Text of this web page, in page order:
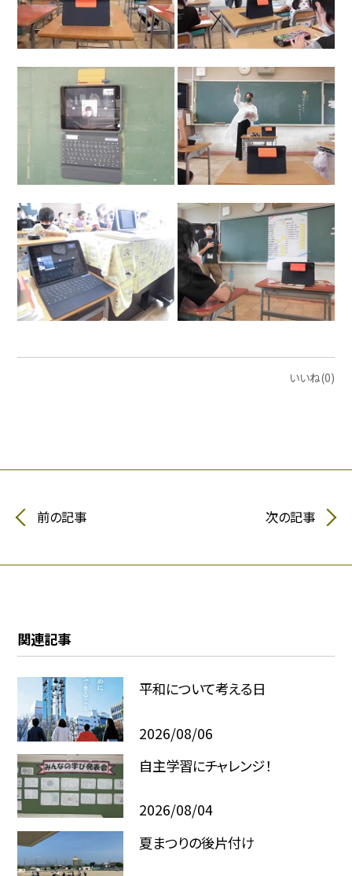
いいね(0)
前の記事 次の記事
関連記事
平和について考える日
2026/08/06
自主学習にチャレンジ！
2026/08/04
夏まつりの後片付け